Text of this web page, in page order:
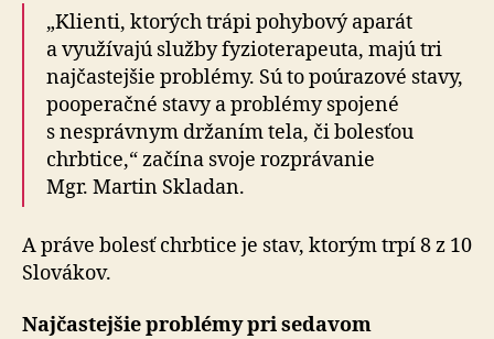
„Klienti, ktorých trápi pohybový aparát
a využívajú služby fyzioterapeuta, majú tri
najčastejšie problémy. Sú to poúrazové stavy,
pooperačné stavy a problémy spojené
s nesprávnym držaním tela, či bolesťou
chrbtice,“ začína svoje rozprávanie
Mgr. Martin Skladan.
A práve bolesť chrbtice je stav, ktorým trpí 8 z 10
Slovákov.
Najčastejšie problémy pri sedavom